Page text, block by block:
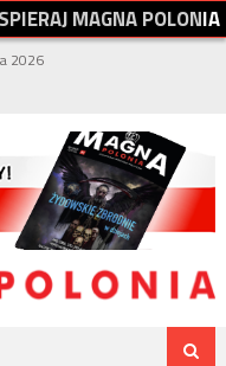
SPIERAJMAGNAPOLONIA
2026